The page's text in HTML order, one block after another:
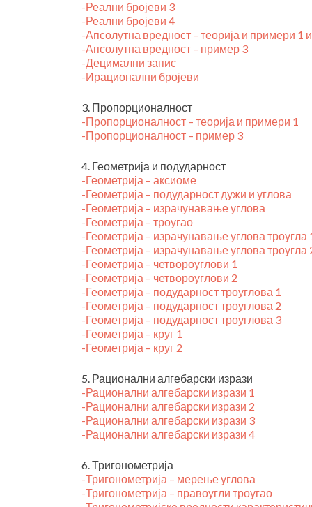
-Реални бројеви 3
-Реални бројеви 4
-Апсолутна вредност – теорија и примери 1
-Апсолутна вредност – пример 3
-Децимални запис
-Ирационални бројеви
3. Пропорционалност
-Пропорционалност – теорија и примери 1
-Пропорционалност – пример 3
4. Геометрија и подударност
-Геометрија – аксиоме
-Геометрија – подударност дужи и углова
-Геометрија – израчунавање углова
-Геометрија – троугао
-Геометрија – израчунавање углова троугла
-Геометрија – израчунавање углова троугла
-Геометрија – четвороуглови 1
-Геометрија – четвороуглови 2
-Геометрија – подударност троуглова 1
-Геометрија – подударност троуглова 2
-Геометрија – подударност троуглова 3
-Геометрија – круг 1
-Геометрија – круг 2
5. Рационални алгебарски изрази
-Рационални алгебарски изрази 1
-Рационални алгебарски изрази 2
-Рационални алгебарски изрази 3
-Рационални алгебарски изрази 4
6. Тригонометрија
-Тригонометрија – мерење углова
-Тригонометрија – правоугли троугао